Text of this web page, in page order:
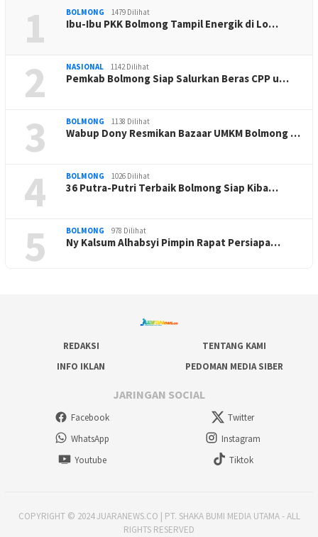
1 BOLMONG 1479 Dilihat
Ibu-Ibu PKK Bolmong Tampil Energik di Lo…
2 NASIONAL 1142 Dilihat
Pemkab Bolmong Siap Salurkan Beras CPP u…
3 BOLMONG 1138 Dilihat
Wabup Dony Resmikan Bazaar UMKM Bolmong …
4 BOLMONG 1026 Dilihat
36 Putra-Putri Terbaik Bolmong Siap Kiba…
5 BOLMONG 978 Dilihat
Ny Kalsum Alhabsyi Pimpin Rapat Persiapa…
REDAKSI
TENTANG KAMI
INFO IKLAN
PEDOMAN MEDIA SIBER
JARINGAN SOCIAL
Facebook
Twitter
WhatsApp
Instagram
Youtube
Tiktok
COPYRIGHT © 2024 JUARANEWS.CO | PT. SHAKA BUMI MEDIA UTAMA - ALL
RIGHTS RESERVED